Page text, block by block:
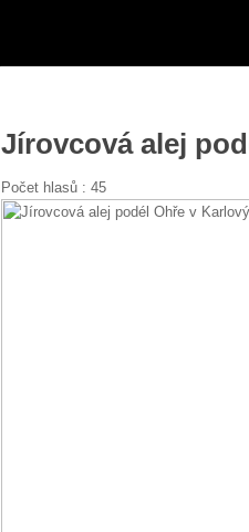
Jírovcová alej
Počet hlasů : 45